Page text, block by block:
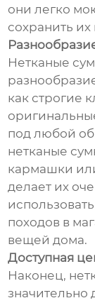
они легко
сохранить
Нетканые
как строгие
под любой
нетканые
кармашки
делает их
походов в
вещей дома.
Доступная
Наконец,
значительно